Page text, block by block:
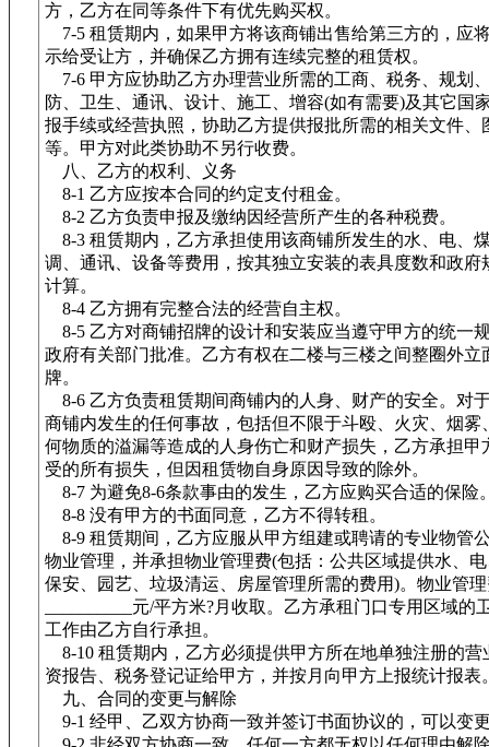
方，乙方在同等条件下有优先购买权。
7-5 租赁期内，如果甲方将该商铺出售给第三方的，应
示给受让方，并确保乙方拥有连续完整的租赁权。
7-6 甲方应协助乙方办理营业所需的工商、税务、规划
防、卫生、通讯、设计、施工、增容(如有需要)及其它国
报手续或经营执照，协助乙方提供报批所需的相关文件、
等。甲方对此类协助不另行收费。
八、乙方的权利、义务
8-1 乙方应按本合同的约定支付租金。
8-2 乙方负责申报及缴纳因经营所产生的各种税费。
8-3 租赁期内，乙方承担使用该商铺所发生的水、电、
调、通讯、设备等费用，按其独立安装的表具度数和政府
计算。
8-4 乙方拥有完整合法的经营自主权。
8-5 乙方对商铺招牌的设计和安装应当遵守甲方的统一
政府有关部门批准。乙方有权在二楼与三楼之间整圈外立
牌。
8-6 乙方负责租赁期间商铺内的人身、财产的安全。对
商铺内发生的任何事故，包括但不限于斗殴、火灾、烟雾
何物质的溢漏等造成的人身伤亡和财产损失，乙方承担甲
受的所有损失，但因租赁物自身原因导致的除外。
8-7 为避免8-6条款事由的发生，乙方应购买合适的保险
8-8 没有甲方的书面同意，乙方不得转租。
8-9 租赁期间，乙方应服从甲方组建或聘请的专业物管
物业管理，并承担物业管理费(包括：公共区域提供水、
保安、园艺、垃圾清运、房屋管理所需的费用)。物业管
__________元/平方米?月收取。乙方承租门口专用区域的
工作由乙方自行承担。
8-10 租赁期内，乙方必须提供甲方所在地单独注册的营
资报告、税务登记证给甲方，并按月向甲方上报统计报表
九、合同的变更与解除
9-1 经甲、乙双方协商一致并签订书面协议的，可以变